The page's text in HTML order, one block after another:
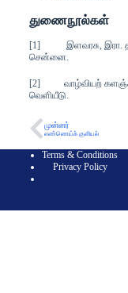
துணைநூல்கள்
[1] இளவரசு, இரா.
சென்னை.
[2] வாழ்வியற்
வெளியீடு.
முன்னர்
எண்ணெய்க் குளியல்
Terms & Conditions
Privacy Policy